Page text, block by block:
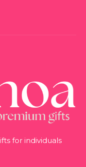
for individuals